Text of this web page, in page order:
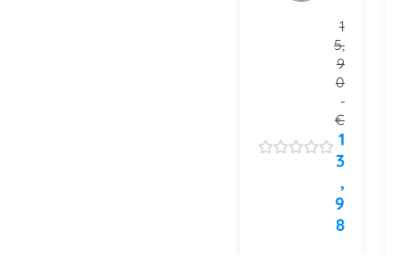
1
5,
9
0
€
1
3
,
9
8